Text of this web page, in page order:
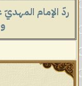
ردّ الإمام